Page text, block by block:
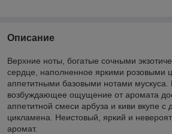
Описание
Верхние ноты, богатые сочными
сердце, наполненное яркими розовыми
аппетитными базовыми нотами мускуса.
возбуждающее ощущение от аромата
аппетитной смеси арбуза и киви вкупе с
цикламена. Неистовый, яркий и
аромат.